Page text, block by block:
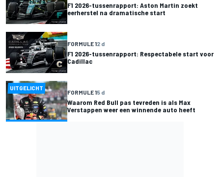
F1 2026-tussenrapport: Aston Martin zoekt
eerherstel na dramatische start
FORMULE 12 d
F1 2026-tussenrapport: Respectabele start voor
Cadillac
UITGELICHT
FORMULE 15 d
Waarom Red Bull pas tevreden is als Max
Verstappen weer een winnende auto heeft